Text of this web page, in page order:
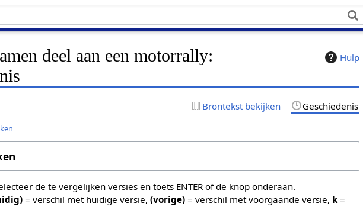
Hulp
deel aan een motorrally:
Brontekst bekijken Geschiedenis
de te vergelijken versies en toets ENTER of de knop onderaan.
= verschil met huidige versie,(vorige) = verschil met voorgaande versie, k =